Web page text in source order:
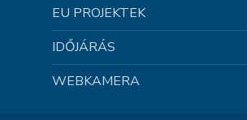
EU PROJEKTEK
IDŐJÁRÁS
WEBKAMERA